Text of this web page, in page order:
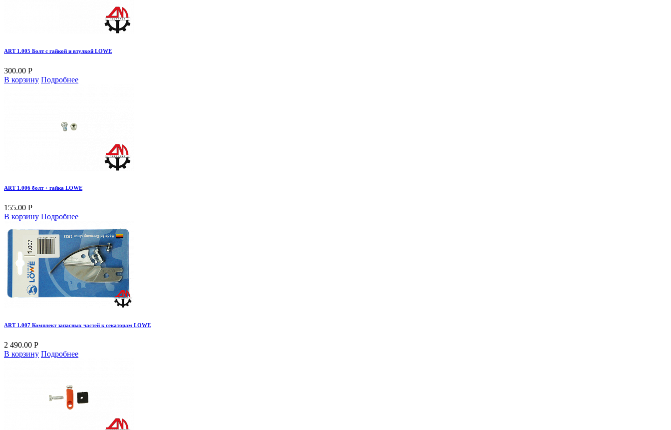
ART 1.005 Болт с гайкой и втулкой LOWE
300.00 Р
В корзину Подробнее
ART 1.006 болт + гайка LOWE
155.00 Р
В корзину Подробнее
ART 1.007 Комплект запасных частей к секаторам LOWE
2 490.00 Р
В корзину Подробнее